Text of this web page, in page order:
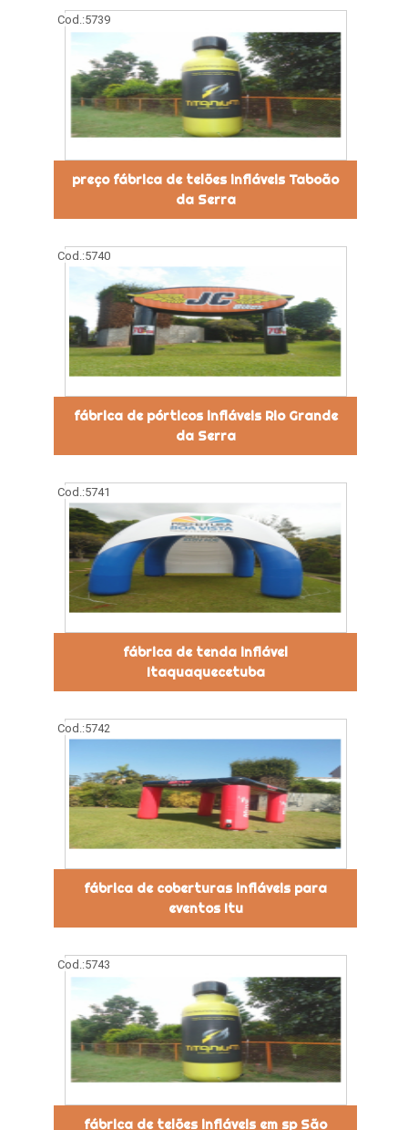
Cod.:5739
preço fábrica de telões infláveis Taboão
da Serra
Cod.:5740
fábrica de pórticos infláveis Rio Grande
da Serra
Cod.:5741
fábrica de tenda inflável
Itaquaquecetuba
Cod.:5742
fábrica de coberturas infláveis para
eventos Itu
Cod.:5743
fábrica de telões infláveis em sp São